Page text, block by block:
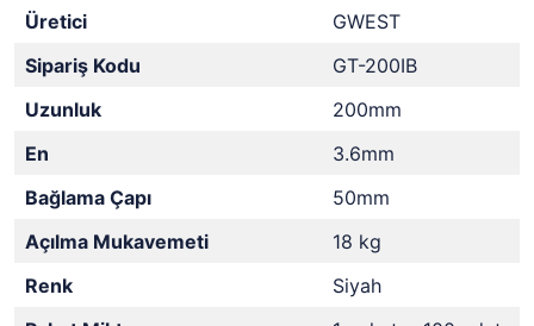
Üretici
GWEST
Sipariş Kodu
GT-200IB
Uzunluk
200mm
En
3.6mm
Bağlama Çapı
50mm
Açılma Mukavemeti
18 kg
Renk
Siyah